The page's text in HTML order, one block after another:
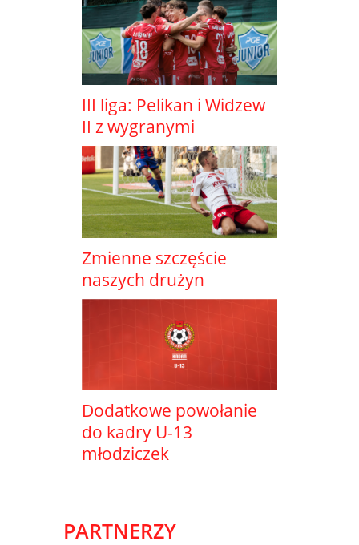
III liga: Pelikan i Widzew
II z wygranymi
Zmienne szczęście
naszych drużyn
Dodatkowe powołanie
do kadry U-13
młodziczek
PARTNERZY